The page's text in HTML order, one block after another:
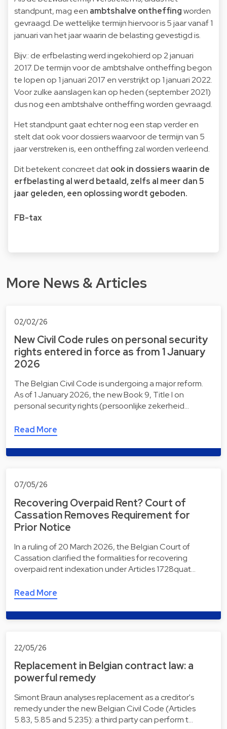
standpunt, mag een ambtshalve ontheffingworden
gevraagd. De wettelijke termijn hiervoor is 5 jaar vanaf 1
januari van het jaar waarin de belasting gevestigd is.
Bijv.: de erfbelasting werd ingekohierd op 2 januari
2017. De termijn voor de ambtshalve ontheffing begon
te lopen op 1 januari 2017 en verstrijkt op 1 januari 2022.
Voor zulke aanslagen kan op heden (september 2021)
dus nog een ambtshalve ontheffing worden gevraagd.
Het standpunt gaat echter nog een stap verder en
stelt dat ook voor dossiers waarvoor de termijn van 5
jaar verstreken is, een ontheffing zal worden verleend.
Dit betekent concreet datook in dossiers waarin de
erfbelasting al werd betaald, zelfs al meer dan 5
jaar geleden, een oplossing wordt geboden.
FB-tax
More News & Articles
02/02/26
New Civil Code rules on personal security
rights entered in force as from 1 January
2026
The Belgian Civil Code is undergoing a major reform.
As of 1 January 2026, the new Book 9, Title I on
personal security rights (persoonlijke zekerheid…
Read More
07/05/26
Recovering Overpaid Rent? Court of
Cassation Removes Requirement for
Prior Notice
In a ruling of 20 March 2026, the Belgian Court of
Cassation clarified the formalities for recovering
overpaid rent indexation under Articles 1728quat…
Read More
22/05/26
Replacement in Belgian contract law: a
powerful remedy
Simont Braun analyses replacement as a creditor's
remedy under the new Belgian Civil Code (Articles
5.83, 5.85 and 5.235): a third party can perform t…